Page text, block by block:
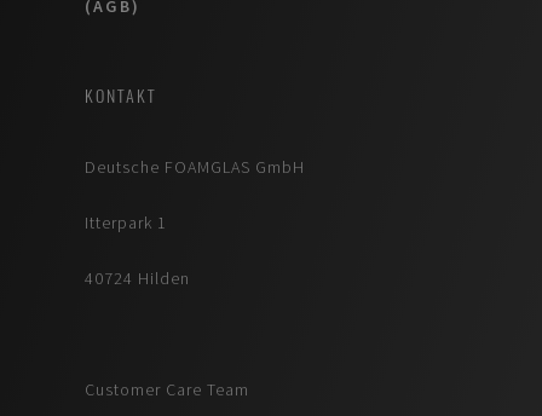
(AGB)
KONTAKT
Deutsche FOAMGLAS GmbH
Itterpark 1
40724 Hilden
Customer Care Team